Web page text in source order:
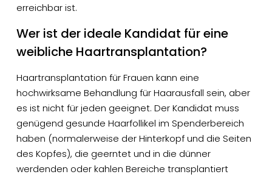
erreichbar ist.
Wer ist der ideale Kandidat für eine
weibliche Haartransplantation?
Haartransplantation für Frauen kann eine
hochwirksame Behandlung für Haarausfall sein, aber
es ist nicht für jeden geeignet. Der Kandidat muss
genügend gesunde Haarfollikel im Spenderbereich
haben (normalerweise der Hinterkopf und die Seiten
des Kopfes), die geerntet und in die dünner
werdenden oder kahlen Bereiche transplantiert